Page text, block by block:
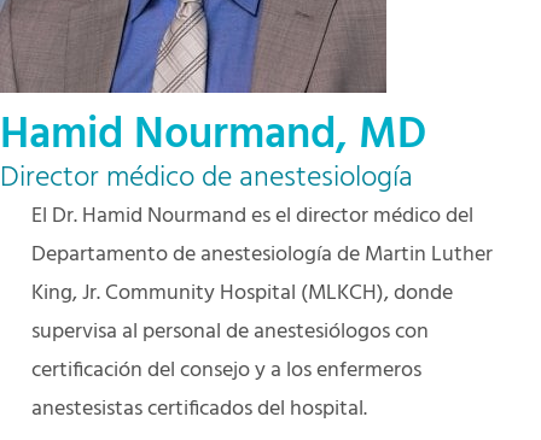
Hamid Nourmand, MD
Director médico de anestesiología
El Dr. Hamid Nourmand es el director médico del
Departamento de anestesiología de Martin Luther
King, Jr. Community Hospital (MLKCH), donde
supervisa al personal de anestesiólogos con
certificación del consejo y a los enfermeros
anestesistas certificados del hospital.